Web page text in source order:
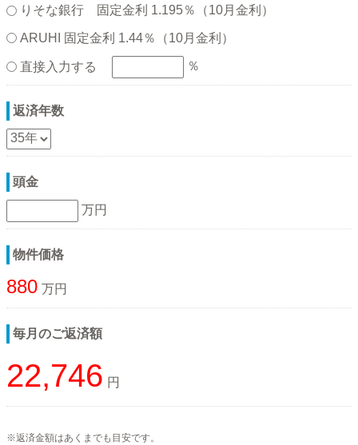
りそな銀行 固定金利 1.195％（10月金利）
ARUHI 固定金利 1.44％（10月金利）
直接入力する ％
返済年数
頭金
万円
物件価格
880 万円
毎月のご返済額
22,746 円
※返済金額はあくまでも目安です。